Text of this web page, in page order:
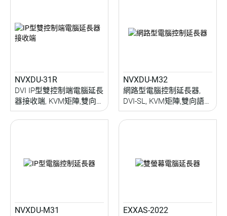
NVXDU-31R
DVI IP型雙控制端電腦延長
器接收端, KVM矩陣,雙向語
音/IR/RS232/USB延伸,
RS232操控
NVXDU-M32
網路型電腦控制延長器,
DVI-SL, KVM矩陣,雙向語
音/IR/RS232/USB延伸,
RS232操控, PoE供電
NVXDU-M31 EXXAS-2022